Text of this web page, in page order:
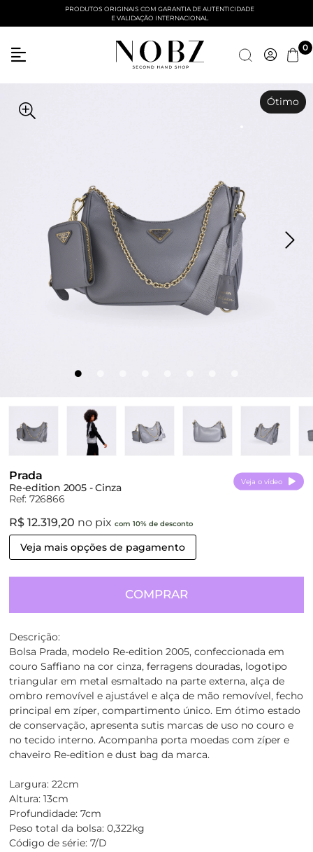
Entre com email ou cpf/cnpj
PRODUTOS ORIGINAIS COM GARANTIA DE AUTENTICIDADE
E VALIDAÇÃO INTERNACIONAL
0
Ótimo
Prada
Re-edition 2005 - Cinza
Ref: 726866
Veja o vídeo
R$ 12.319,20 no pix com 10% de desconto
Veja mais opções de pagamento
COMPRAR
Descrição:
Bolsa Prada, modelo Re-edition 2005, confeccionada em
couro Saffiano na cor cinza, ferragens douradas, logotipo
triangular em metal esmaltado na parte externa, alça de
ombro removível e ajustável e alça de mão removível, fecho
principal em zíper, compartimento único. Em ótimo estado
de conservação, apresenta sutis marcas de uso no couro e
no tecido interno. Acompanha porta moedas com zíper e
chaveiro Re-edition e dust bag da marca.
Largura: 22cm
Altura: 13cm
Profundidade: 7cm
Peso total da bolsa: 0,322kg
Código de série: 7/D